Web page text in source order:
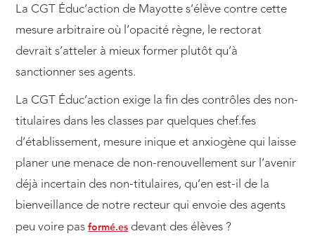
La CGT Éduc’action de Mayotte s’élève contre cette
mesure arbitraire où l’opacité règne, le rectorat
devrait s’atteler à mieux former plutôt qu’à
sanctionner ses agents.
La CGT Éduc’action exige la fin des contrôles des non-
titulaires dans les classes par quelques chef.fes
d’établissement, mesure inique et anxiogène qui laisse
planer une menace de non-renouvellement sur l’avenir
déjà incertain des non-titulaires, qu’en est-il de la
bienveillance de notre recteur qui envoie des agents
peu voire pasformé.es devant des élèves ?